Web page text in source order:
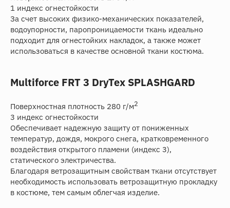
1 индекс огнестойкости
За счет высоких физико-механических показателей,
водоупорности, паропроницаемости ткань идеально
подходит для огнестойких накладок, а также может
использоваться в качестве основной ткани костюма.
Multiforce FRT 3 DryTex SPLASHGARD
Поверхностная плотность 280 г/м2
3 индекс огнестойкости
Обеспечивает надежную защиту от пониженных
температур, дождя, мокрого снега, кратковременного
воздействия открытого пламени (индекс 3),
статического электричества.
Благодаря ветрозащитным свойствам ткани отсутствует
необходимость использовать ветрозащитную прокладку
в костюме, тем самым облегчая изделие.